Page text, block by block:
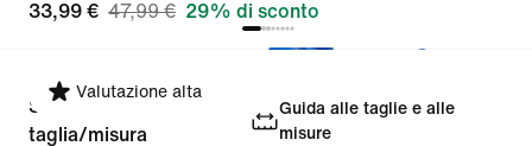
33,99 € 47,99 € 29% di sconto
Valutazione alta
Seleziona la
taglia/misura
Guida alle taglie e alle
misure